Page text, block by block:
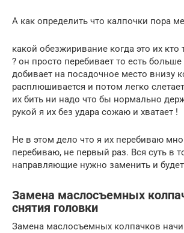
А как определить что калпочки пора
какой обезжиривание когда это их кто
? он просто перебивает то есть
добивает на посадочное место внизу
расплюшивается и потом легко
их бить ни надо что бы нормально
рукой я их без удара сожаю и хватает !
Не в этом дело что я их перебиваю
перебиваю, не первый раз. Вся суть в
направляющие нужно заменить и
Замена маслосъемных
снятия головки
Замена маслосъемных колпачков